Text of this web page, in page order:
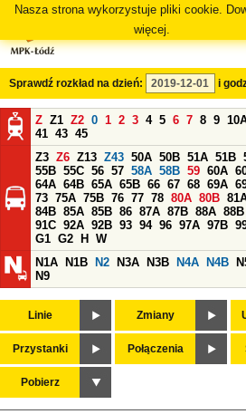
Nasza strona wykorzystuje pliki cookie.
więcej.
Sprawdź rozkład na dzień: i
Z Z1 Z2 0 1 2 3 4 5 6 7 8 9
41 43 45
Z3 Z6 Z13 Z43 50A 50B 51A 51B
55B 55C 56 57 58A 58B 59 60A
64A 64B 65A 65B 66 67 68 69A
73 75A 75B 76 77 78 80A 80B
84B 85A 85B 86 87A 87B 88A 88B
91C 92A 92B 93 94 96 97A 97B
G1 G2 H
W
N1A
N1B N2 N3A N3B N4A N4B
N9
Linie Zmiany
Przystanki Połączenia
Pobierz